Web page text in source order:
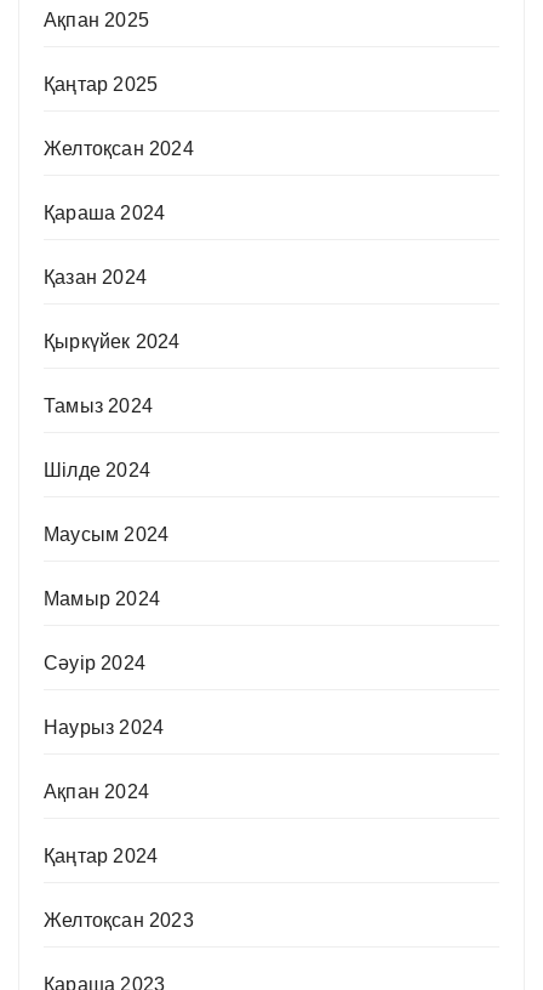
Ақпан 2025
Қаңтар 2025
Желтоқсан 2024
Қараша 2024
Қазан 2024
Қыркүйек 2024
Тамыз 2024
Шілде 2024
Маусым 2024
Мамыр 2024
Сәуір 2024
Наурыз 2024
Ақпан 2024
Қаңтар 2024
Желтоқсан 2023
Қараша 2023